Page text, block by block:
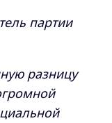
партии
разницу